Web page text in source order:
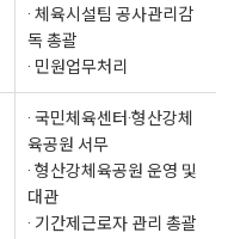
· 체육시설팀 공사관리감
독 총괄
· 민원업무처리
· 국민체육센터·형산강체
육공원 서무
· 형산강체육공원 운영 및
대관
· 기간제근로자 관리 총괄